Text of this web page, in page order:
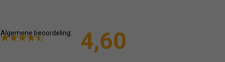
Algemene beoordeling: 4,60